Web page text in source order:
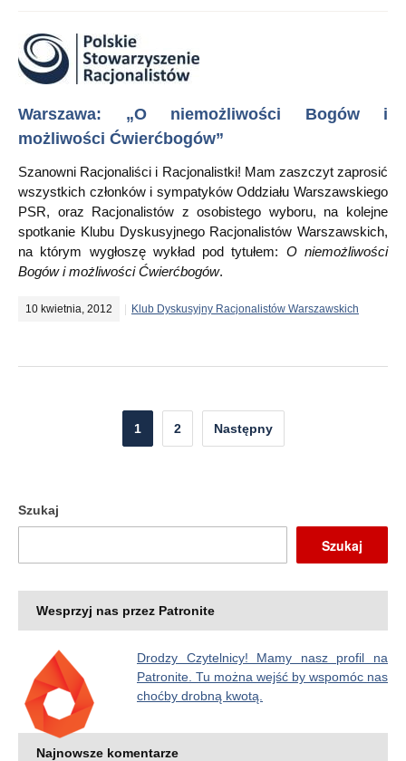
Warszawa: „O niemożliwości Bogów i
możliwości Ćwierćbogów”
Szanowni Racjonaliści i Racjonalistki! Mam zaszczyt zaprosić
wszystkich członków i sympatyków Oddziału Warszawskiego
PSR, oraz Racjonalistów z osobistego wyboru, na kolejne
spotkanie Klubu Dyskusyjnego Racjonalistów Warszawskich,
na którym wygłoszę wykład pod tytułem: O niemożliwości
Bogów i możliwości Ćwierćbogów.
10 kwietnia, 2012 Klub Dyskusyjny Racjonalistów Warszawskich
Nawigacja
wpisach
1 2 Następny
Szukaj
Szukaj
Wesprzyj nas przez Patronite
Drodzy Czytelnicy! Mamy nasz profil na
Patronite. Tu można wejść by wspomóc nas
choćby drobną kwotą.
Najnowsze komentarze